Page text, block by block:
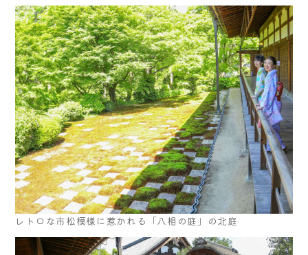
レトロな市松模様に惹かれる「八相の庭」の北庭